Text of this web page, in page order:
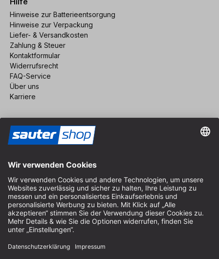
Hinweise zur Batterieentsorgung
Hinweise zur Verpackung
Liefer- & Versandkosten
Zahlung & Steuer
Kontaktformular
Widerrufsrecht
FAQ-Service
Über uns
Karriere
Impressum
AGB
Datenschutz
Cookie-Einstellungen
© 2026 sauter GmbH